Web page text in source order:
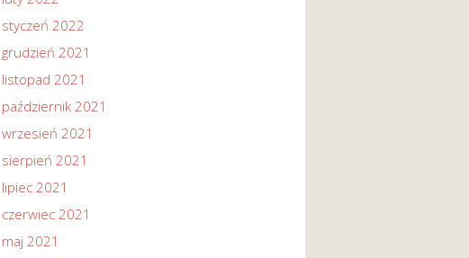
styczeń 2022
grudzień 2021
listopad 2021
październik 2021
wrzesień 2021
sierpień 2021
lipiec 2021
czerwiec 2021
maj 2021